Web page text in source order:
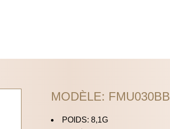
MODÈLE: FMU030BB
POIDS: 8,1G